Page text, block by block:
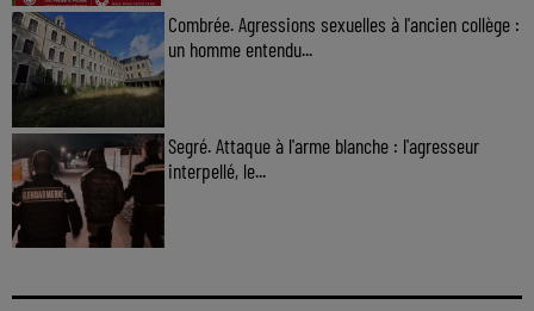
Combrée. Agressions sexuelles à l'ancien collège :
un homme entendu...
Segré. Attaque à l'arme blanche : l'agresseur
interpellé, le...